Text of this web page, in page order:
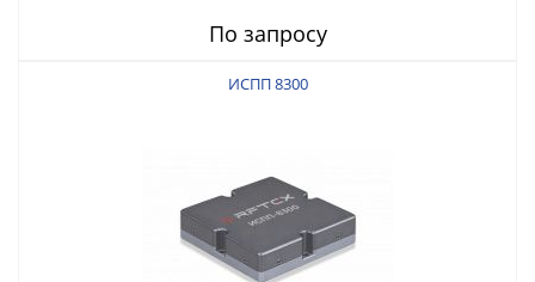
По запросу
ИСПП 8300